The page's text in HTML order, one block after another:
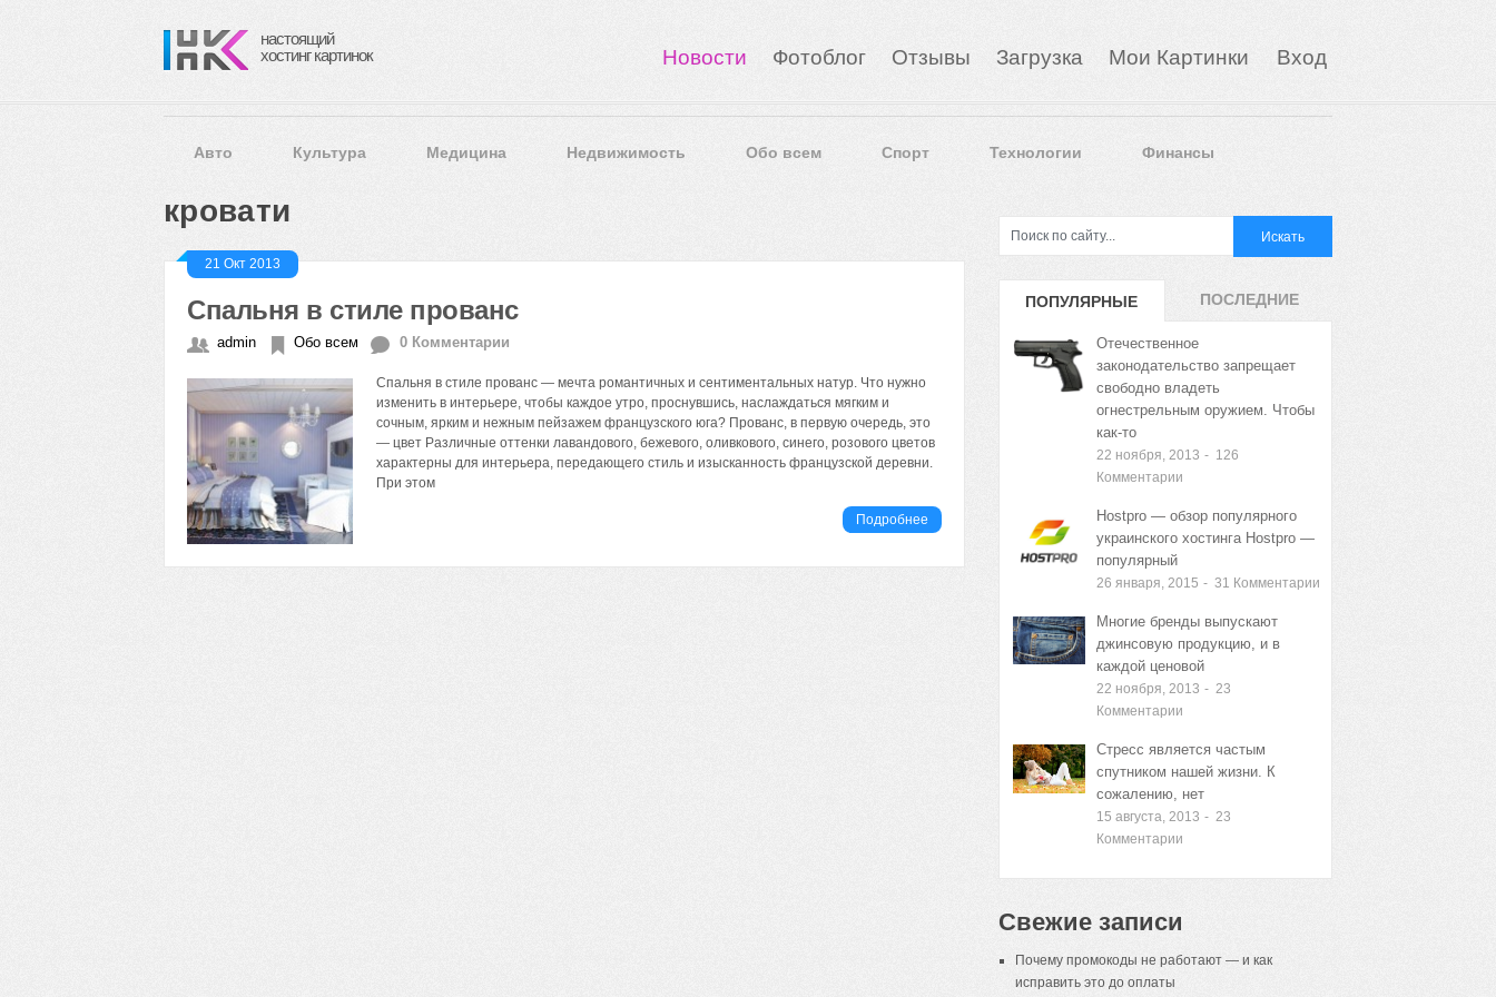
настоящий
хостинг картинок
Новости Фотоблог Отзывы Загрузка Мои Картинки Вход
Авто Культура Медицина Недвижимость Обо всем Спорт Технологии Финансы
кровати
21 Окт 2013
Спальня в стиле прованс
admin Обо всем 0 Комментарии
Спальня в стиле прованс — мечта романтичных и сентиментальных натур. Что нужно
изменить в интерьере, чтобы каждое утро, проснувшись, наслаждаться мягким и
сочным, ярким и нежным пейзажем французского юга? Прованс, в первую очередь, это
— цвет Различные оттенки лавандового, бежевого, оливкового, синего, розового цветов
характерны для интерьера, передающего стиль и изысканность французской деревни.
При этом
Подробнее
ПОПУЛЯРНЫЕ
ЗАПИСИ
ПОСЛЕДНИЕ
Отечественное
законодательство запрещает
свободно владеть
огнестрельным оружием. Чтобы
как-то
22 ноября, 2013 - 126
Комментарии
Hostpro — обзор популярного
украинского хостинга Hostpro —
популярный
26 января, 2015 - 31 Комментарии
Многие бренды выпускают
джинсовую продукцию, и в
каждой ценовой
22 ноября, 2013 - 23
Комментарии
Стресс является частым
спутником нашей жизни. К
сожалению, нет
15 августа, 2013 - 23
Комментарии
Свежие записи
Почему промокоды не работают — и как
исправить это до оплаты